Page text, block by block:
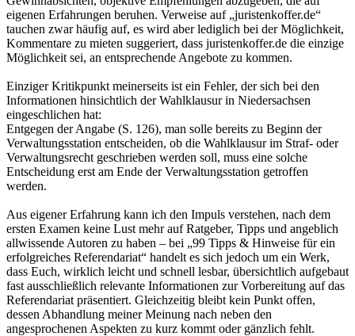
eigenen Erfahrungen beruhen. Verweise auf „juristenkoffer.de“
tauchen zwar häufig auf, es wird aber lediglich bei der Möglichkeit,
Kommentare zu mieten suggeriert, dass juristenkoffer.de die einzige
Möglichkeit sei, an entsprechende Angebote zu kommen.
Einziger Kritikpunkt meinerseits ist ein Fehler, der sich bei den
Informationen hinsichtlich der Wahlklausur in Niedersachsen
eingeschlichen hat:
Entgegen der Angabe (S. 126), man solle bereits zu Beginn der
Verwaltungsstation entscheiden, ob die Wahlklausur im Straf- oder
Verwaltungsrecht geschrieben werden soll, muss eine solche
Entscheidung erst am Ende der Verwaltungsstation getroffen
werden.
Aus eigener Erfahrung kann ich den Impuls verstehen, nach dem
ersten Examen keine Lust mehr auf Ratgeber, Tipps und angeblich
allwissende Autoren zu haben – bei „99 Tipps & Hinweise für ein
erfolgreiches Referendariat“ handelt es sich jedoch um ein Werk,
dass Euch, wirklich leicht und schnell lesbar, übersichtlich aufgebaut
fast ausschließlich relevante Informationen zur Vorbereitung auf das
Referendariat präsentiert. Gleichzeitig bleibt kein Punkt offen,
dessen Abhandlung meiner Meinung nach neben den
angesprochenen Aspekten zu kurz kommt oder gänzlich fehlt.